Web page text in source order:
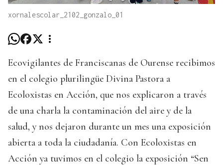
xornalescolar_2102_gonzalo_01
Ecovigilantes de Franciscanas de Ourense recibimos
en el colegio plurilingüe Divina Pastora a
Ecoloxistas en Acción, que nos explicaron a través
de una charla la contaminación del aire y de la
salud, y nos dejaron durante un mes una exposición
abierta a toda la ciudadanía. Con Ecoloxistas en
Acción ya tuvimos en el colegio la exposición “Sen